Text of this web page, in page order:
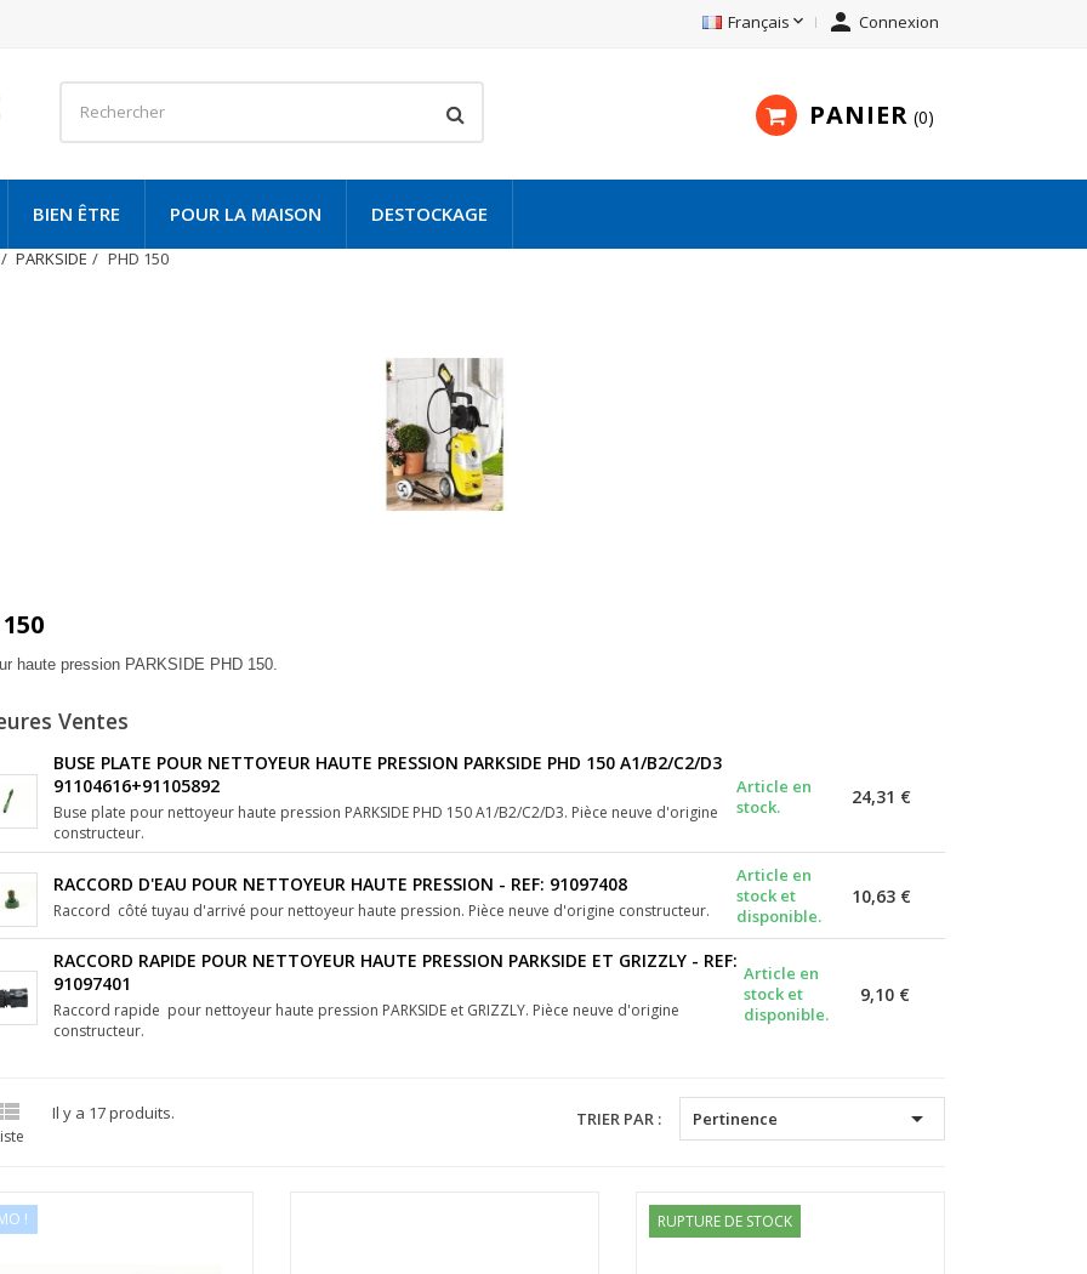
Français  Connexion
PANIER 0
BIEN ÊTRE POUR LA MAISON DESTOCKAGE
PARKSIDE PHD 150
haute pression PARKSIDE PHD 150.
Ventes
BUSE PLATE POUR NETTOYEUR HAUTE PRESSION PARKSIDE PHD 150 A1/B2/C2/D3
91104616+91105892
Buse plate pour nettoyeur haute pression PARKSIDE PHD 150 A1/B2/C2/D3. Pièce neuve d'origine
constructeur.
Article en
stock.
24,31 €
RACCORD D'EAU POUR NETTOYEUR HAUTE PRESSION - REF: 91097408
Raccord côté tuyau d'arrivé pour nettoyeur haute pression. Pièce neuve d'origine constructeur.
Article en
stock et
disponible.
10,63 €
RACCORD RAPIDE POUR NETTOYEUR HAUTE PRESSION PARKSIDE ET GRIZZLY - REF:
91097401
Raccord rapide pour nettoyeur haute pression PARKSIDE et GRIZZLY. Pièce neuve d'origine
constructeur.
Article en
stock et
disponible.
9,10 €
 Il y a 17 produits. TRIER PAR : Pertinence 
! RUPTURE DE STOCK